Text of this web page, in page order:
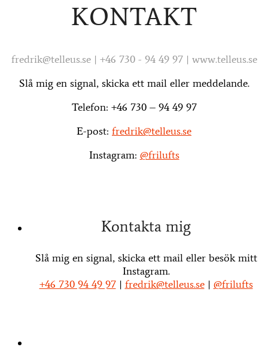
KONTAKT
fredrik@telleus.se | +46 730 - 94 49 97 | www.telleus.se
Slå mig en signal, skicka ett mail eller meddelande.
Telefon: +46 730 – 94 49 97
E-post: fredrik@telleus.se
Instagram: @frilufts
Kontakta mig
Slå mig en signal, skicka ett mail eller besök mitt
Instagram.
+46 730 94 49 97| fredrik@telleus.se| @frilufts